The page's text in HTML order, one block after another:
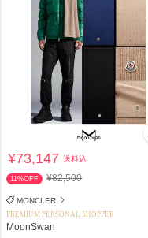
¥73,147送料込
11%OFF ¥82,500
MONCLER
PREMIUM PERSONAL SHOPPER
MoonSwan